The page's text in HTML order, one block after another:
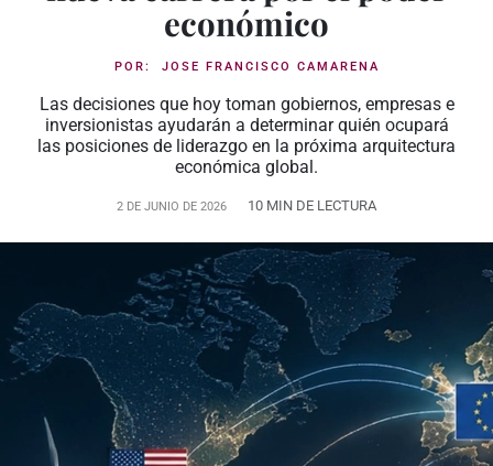
económico
POR: JOSE FRANCISCO CAMARENA
Las decisiones que hoy toman gobiernos, empresas e
inversionistas ayudarán a determinar quién ocupará
las posiciones de liderazgo en la próxima arquitectura
económica global.
2 DE JUNIO DE 2026 10 MIN DE LECTURA